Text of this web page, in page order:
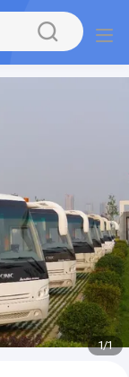
1/1